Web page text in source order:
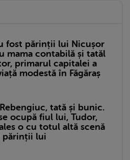
fost părinții lui Nicușor
mama contabilă și tatăl
primarul capitalei a
modestă în Făgăraș
tată și bunic.
ocupă fiul lui, Tudor,
o cu totul altă scenă
părinții lui